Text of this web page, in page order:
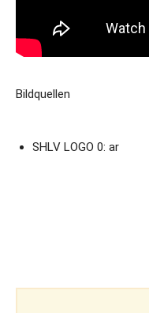
Bildquellen
SHLV LOGO 0: ar